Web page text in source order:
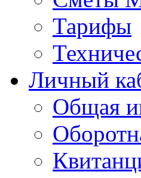
Тарифы
Личный
Общая